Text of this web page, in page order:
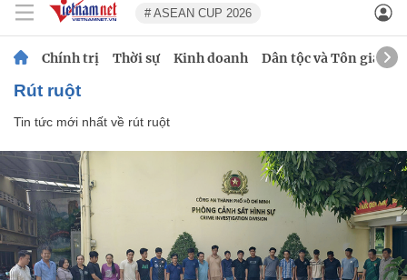
# ASEAN CUP 2026
Chính trị Thời sự Kinh doanh Dân tộc và Tôn giáo
rút ruột
Tin tức mới nhất về rút ruột